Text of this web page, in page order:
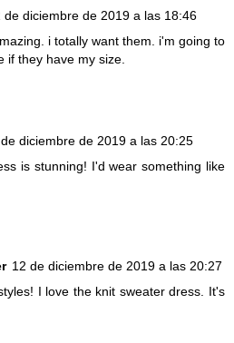
de diciembre de 2019 a las 18:46
i totally want them. i'm going to
if they have my size.
diciembre de 2019 a las 20:25
is stunning! I'd wear something like
12 de diciembre de 2019 a las 20:27
I love the knit sweater dress. It's